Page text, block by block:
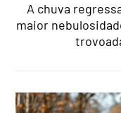
A chuva
maior